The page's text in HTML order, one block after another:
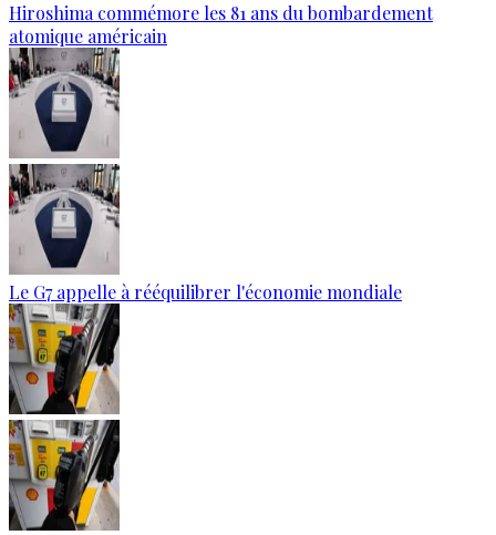
Hiroshima commémore les 81 ans du bombardement
atomique américain
Le G7 appelle à rééquilibrer l'économie mondiale